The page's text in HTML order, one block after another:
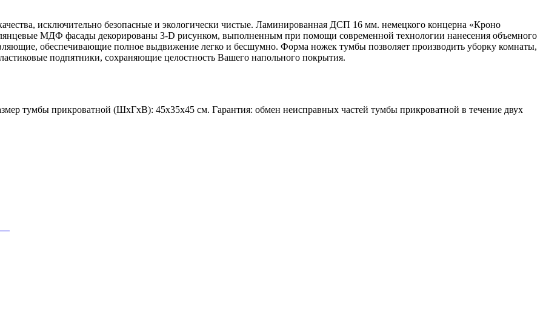
исключительно безопасные и экологически чистые. Ламинированная ДСП 16 мм. немецкого концерна «Кроно
МДФ фасады декорированы 3-D рисунком, выполненным при помощи современной технологии нанесения объемного
обеспечивающие полное выдвижение легко и бесшумно. Форма ножек тумбы позволяет производить уборку комнаты,
подпятники, сохраняющие целостность Вашего напольного покрытия.
тумбы прикроватной (ШхГхВ): 45х35х45 см. Гарантия: обмен неисправных частей тумбы прикроватной в течение двух